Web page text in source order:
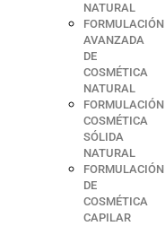
NATURAL
FORMULACIÓN
AVANZADA
DE
COSMÉTICA
NATURAL
FORMULACIÓN
COSMÉTICA
SÓLIDA
NATURAL
FORMULACIÓN
DE
COSMÉTICA
CAPILAR